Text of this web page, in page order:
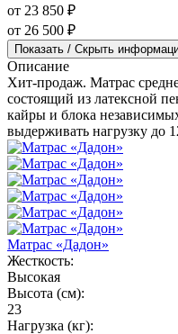
от 23 850 ₽
от 26 500 ₽
Показать / Скрыть
Описание
Хит-продаж. Матрас
состоящий из латексной
кайры и блока
выдерживать нагрузку до
Матрас «Дадон»
Жесткость:
Высокая
Высота (см):
23
Нагрузка (кг):